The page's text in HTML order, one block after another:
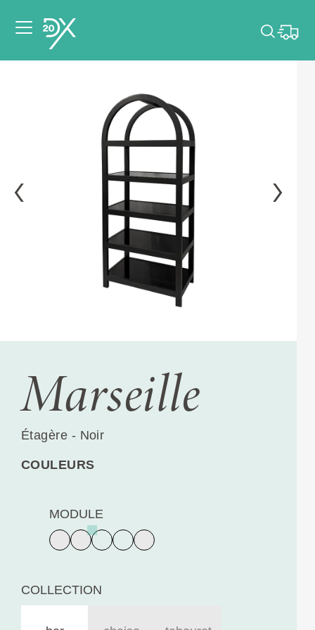
dates de votre
événement.
Choisir mes dates
Marseille
Étagère - Noir
COULEURS
MODULE
COLLECTION